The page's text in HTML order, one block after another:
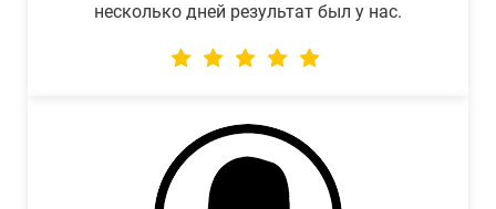
несколько дней результат был у нас.